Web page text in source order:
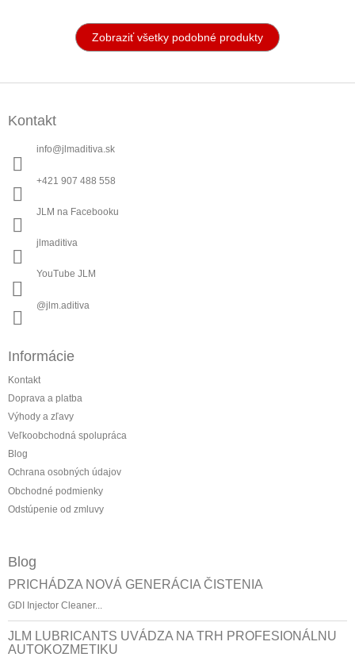
Zobraziť všetky podobné produkty
Kontakt
info@jlmaditiva.sk
+421 907 488 558
JLM na Facebooku
jlmaditiva
YouTube JLM
@jlm.aditiva
Informácie
Kontakt
Doprava a platba
Výhody a zľavy
Veľkoobchodná spolupráca
Blog
Ochrana osobných údajov
Obchodné podmienky
Odstúpenie od zmluvy
Blog
PRICHÁDZA NOVÁ GENERÁCIA ČISTENIA
GDI Injector Cleaner...
JLM LUBRICANTS UVÁDZA NA TRH PROFESIONÁLNU
AUTOKOZMETIKU